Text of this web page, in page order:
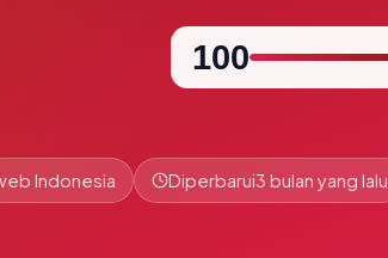
100
Indonesia Diperbarui3 bulan yang lalu